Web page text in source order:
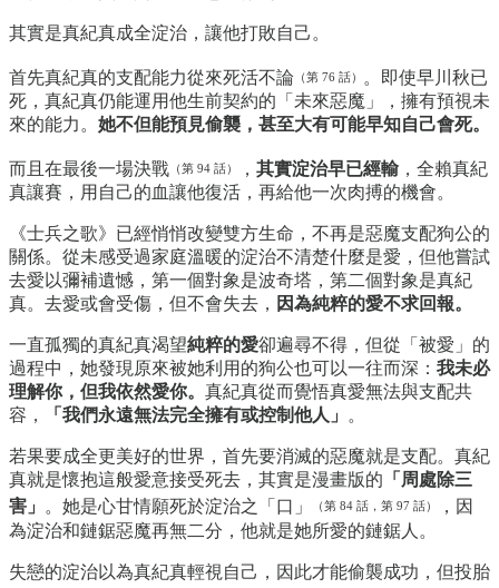
其實是真紀真成全淀治，讓他打敗自己。
首先真紀真的支配能力從來死活不論 （第 76 話）
。即使早川秋已
死，真紀真仍能運用他生前契約的「未來惡魔」，擁有預視未
來的能力。 她不但能預見偷襲，甚至大有可能早知自己會死。
而且在最後一場決戰 （第 94 話） ， 其實淀治早已經輸 ，全賴真紀
真讓賽，用自己的血讓他復活，再給他一次肉搏的機會。
《士兵之歌》已經悄悄改變雙方生命，不再是惡魔支配狗公的
關係。從未感受過家庭溫暖的淀治不清楚什麼是愛，但他嘗試
去愛以彌補遺憾，第一個對象是波奇塔，第二個對象是真紀
真。去愛或會受傷，但不會失去， 因為純粹的愛不求回報。
一直孤獨的真紀真渴望純粹的愛卻遍尋不得，但從「被愛」的
過程中，她發現原來被她利用的狗公也可以一往而深： 我未必
理解你，但我依然愛你。 真紀真從而覺悟真愛無法與支配共
容，
「我們永遠無法完全擁有或控制他人」 。
若果要成全更美好的世界，首先要消滅的惡魔就是支配。真紀
真就是懷抱這般愛意接受死去，其實是漫畫版的 「周處除三
害」 。她是心甘情願死於淀治之「口」 （第 84 話，第 97 話）
，因
為淀治和鏈鋸惡魔再無二分，他就是她所愛的鏈鋸人。
失戀的淀治以為真紀真輕視自己，因此才能偷襲成功，但投胎